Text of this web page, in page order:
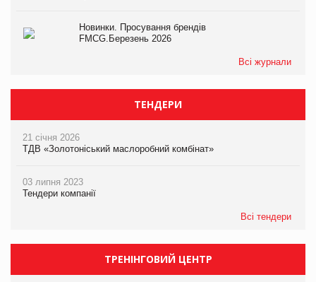
Новинки. Просування брендів
FMCG.Березень 2026
Всі журнали
ТЕНДЕРИ
21 січня 2026
ТДВ «Золотоніський маслоробний комбінат»
03 липня 2023
Тендери компанії
Всі тендери
ТРЕНІНГОВИЙ ЦЕНТР